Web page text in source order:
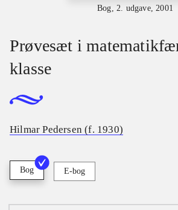
Bog, 2. udgave, 2001
Prøvesæt i
klasse
Hilmar Pedersen (f. 1930)
Bog E-bog